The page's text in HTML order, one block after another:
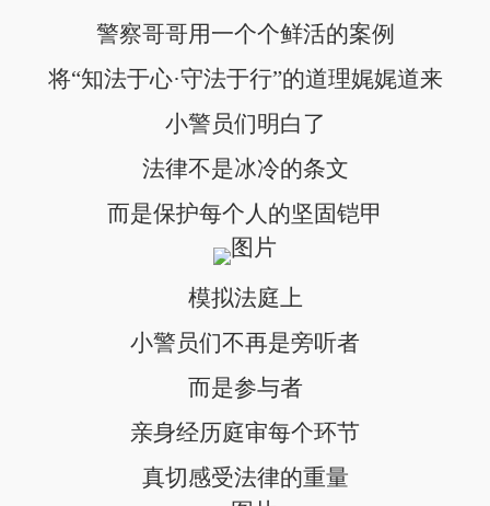
警察哥哥用一个个鲜活的案例
将“知法于心·守法于行”的道理娓娓道来
小警员们明白了
法律不是冰冷的条文
而是保护每个人的坚固铠甲
模拟法庭上
小警员们不再是旁听者
而是参与者
亲身经历庭审每个环节
真切感受法律的重量